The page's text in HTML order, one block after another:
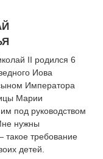
II родился 6
Иова
Императора
Марии
под руководством
нужны
требование
детей.